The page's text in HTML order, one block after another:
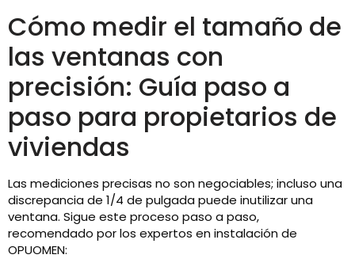
Cómo medir el tamaño de
las ventanas con
precisión: Guía paso a
paso para propietarios de
viviendas
Las mediciones precisas no son negociables; incluso una
discrepancia de 1/4 de pulgada puede inutilizar una
ventana. Sigue este proceso paso a paso,
recomendado por los expertos en instalación de
OPUOMEN: